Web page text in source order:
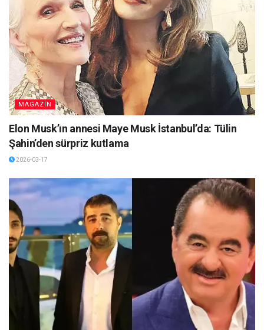
MAGAZİN
Elon Musk’ın annesi Maye Musk İstanbul’da: Tülin
Şahin’den sürpriz kutlama
2026-03-17